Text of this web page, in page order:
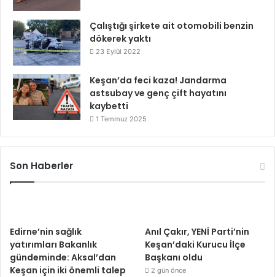
Çalıştığı şirkete ait otomobili benzin
dökerek yaktı
23 Eylül 2022
Keşan’da feci kaza! Jandarma
astsubay ve genç çift hayatını
kaybetti
1 Temmuz 2025
Son Haberler
Edirne’nin sağlık
yatırımları Bakanlık
gündeminde: Aksal’dan
Keşan için iki önemli talep
Anıl Çakır, YENİ Parti’nin
Keşan’daki Kurucu İlçe
Başkanı oldu
2 gün önce